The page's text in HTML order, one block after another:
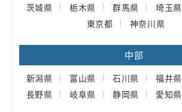
茨城県 栃木県 群馬県 埼玉県
東京都
神奈川県
中部
新潟県 富山県 石川県 福井県
長野県
岐阜県 静岡県 愛知県